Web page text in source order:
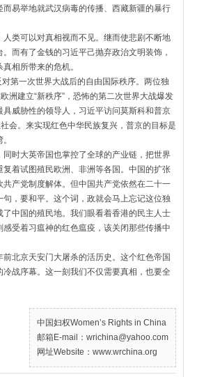
而易举地就武汉病毒的传播、西藏新疆的暴行
人类可以对真相视而不见。继而使悲剧不断地
而有了金钱的习近平己抛弃政治文明装饰，
相所带来的危机。
第一次世界大战后的自由国际秩序。 两位独
洲建立“新秩序”，恐怖的第二次世界大战爆发
具威胁性的领导人，习近平访问莫斯科和普京
会。 来实现红色中华民族复兴，普京的目标是
同时大英帝国也掌控了全球的产业链，把世界
着试图殖民欧洲、 非洲等各国。中国的扩张
产党制度解体。 但中国共产党依然在二十一
，要和平。这个词， 政就会马上忘记这位独
中国的殖民地。 我们眼看着香港的民主人士
受着习瘟神的红色瘟疫， 该关闭那些传播中
北京天安门大屠杀的活历史。 这个红色帝国
战序幕。这一刻我们不仅需要真相， 也要全
中国妇权Women’s Rights in China
邮箱E-mail：wrichina@yahoo.com
网址Website：www.wrchina.org